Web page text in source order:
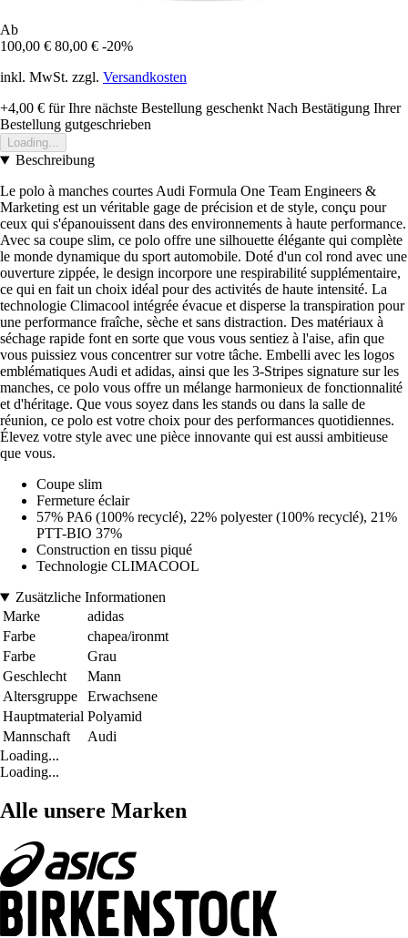
Ab
100,00 € 80,00 € -20%
inkl. MwSt. zzgl. Versandkosten
+4,00 € für Ihre nächste Bestellung geschenkt Nach Bestätigung Ihrer
Bestellung gutgeschrieben
Loading...
Beschreibung
Le polo à manches courtes Audi Formula One Team Engineers &
Marketing est un véritable gage de précision et de style, conçu pour
ceux qui s'épanouissent dans des environnements à haute performance.
Avec sa coupe slim, ce polo offre une silhouette élégante qui complète
le monde dynamique du sport automobile. Doté d'un col rond avec une
ouverture zippée, le design incorpore une respirabilité supplémentaire,
ce qui en fait un choix idéal pour des activités de haute intensité. La
technologie Climacool intégrée évacue et disperse la transpiration pour
une performance fraîche, sèche et sans distraction. Des matériaux à
séchage rapide font en sorte que vous vous sentiez à l'aise, afin que
vous puissiez vous concentrer sur votre tâche. Embelli avec les logos
emblématiques Audi et adidas, ainsi que les 3-Stripes signature sur les
manches, ce polo vous offre un mélange harmonieux de fonctionnalité
et d'héritage. Que vous soyez dans les stands ou dans la salle de
réunion, ce polo est votre choix pour des performances quotidiennes.
Élevez votre style avec une pièce innovante qui est aussi ambitieuse
que vous.
Coupe slim
Fermeture éclair
57% PA6 (100% recyclé), 22% polyester (100% recyclé), 21%
PTT-BIO 37%
Construction en tissu piqué
Technologie CLIMACOOL
Zusätzliche Informationen
Marke
adidas
Farbe
chapea/ironmt
Farbe
Grau
Geschlecht
Mann
Altersgruppe
Erwachsene
Hauptmaterial Polyamid
Mannschaft
Audi
Loading...
Loading...
Alle unsere Marken